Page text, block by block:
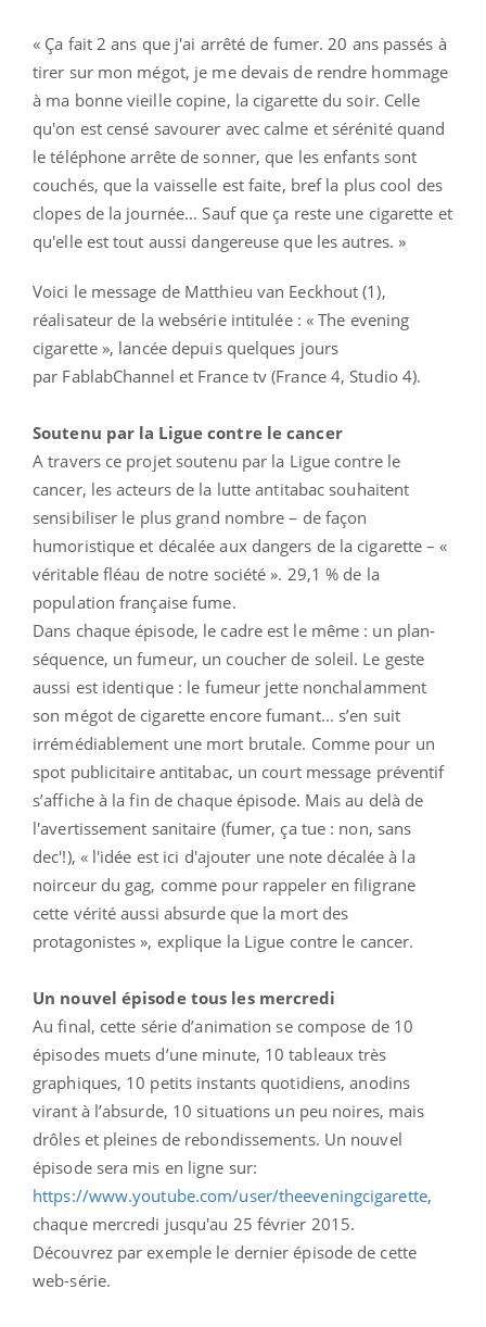
« Ça fait 2 ans que j'ai arrêté de fumer. 20 ans passés à
tirer sur mon mégot, je me devais de rendre hommage
à ma bonne vieille copine, la cigarette du soir. Celle
qu'on est censé savourer avec calme et sérénité quand
le téléphone arrête de sonner, que les enfants sont
couchés, que la vaisselle est faite, bref la plus cool des
clopes de la journée... Sauf que ça reste une cigarette et
qu'elle est tout aussi dangereuse que les autres. »
Voici le message de Matthieu van Eeckhout (1),
réalisateur de la websérie intitulée : « The evening
cigarette », lancée depuis quelques jours
par FablabChannel et France tv (France 4, Studio 4).
Soutenu par la Ligue contre le cancer
A travers ce projet soutenu par la Ligue contre le
cancer, les acteurs de la lutte antitabac souhaitent
sensibiliser le plus grand nombre – de façon
humoristique et décalée aux dangers de la cigarette – «
véritable fléau de notre société ». 29,1 % de la
population française fume.
Dans chaque épisode, le cadre est le même : un plan‐
séquence, un fumeur, un coucher de soleil. Le geste
aussi est identique : le fumeur jette nonchalamment
son mégot de cigarette encore fumant... s’en suit
irrémédiablement une mort brutale. Comme pour un
spot publicitaire antitabac, un court message préventif
s’affiche à la fin de chaque épisode. Mais au delà de
l'avertissement sanitaire (fumer, ça tue : non, sans
dec'!), « l'idée est ici d'ajouter une note décalée à la
noirceur du gag, comme pour rappeler en filigrane
cette vérité aussi absurde que la mort des
protagonistes », explique la Ligue contre le cancer.
Un nouvel épisode tous les mercredi
Au final, cette série d’animation se compose de 10
épisodes muets d’une minute, 10 tableaux très
graphiques, 10 petits instants quotidiens, anodins
virant à l’absurde, 10 situations un peu noires, mais
drôles et pleines de rebondissements. Un nouvel
épisode sera mis en ligne sur:
https://www.youtube.com/user/theeveningcigarette,
chaque mercredi jusqu'au 25 février 2015.
Découvrez par exemple le dernier épisode de cette
web-série.